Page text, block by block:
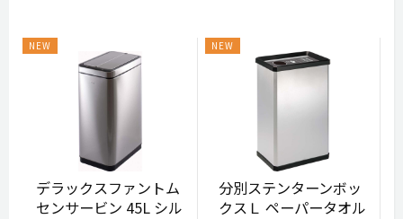
デラックスファントム
センサービン 45L シル
分別ステンターンボッ
クスＬ ペーパータオル